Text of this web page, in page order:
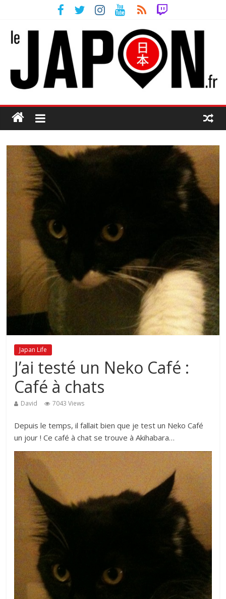
Japan Life
J’ai testé un Neko Café :
Café à chats
David 7043 Views
Depuis le temps, il fallait bien que je test un Neko Café
un jour ! Ce café à chat se trouve à Akihabara…